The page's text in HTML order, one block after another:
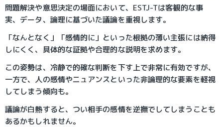
問題解決や意思決定の場面において、ESTJ-Tは客観的な事
実、データ、論理に基づいた議論を重視します。
「なんとなく」「感情的に」といった根拠の薄い主張には納得
しにくく、具体的な証拠や合理的な説明を求めます。
この姿勢は、冷静で的確な判断を下す上で非常に有効ですが、
一方で、人の感情やニュアンスといった非論理的な要素を軽視
してしまう傾向も。
議論が白熱すると、つい相手の感情を逆撫でしてしまうことも
あるかもしれません。